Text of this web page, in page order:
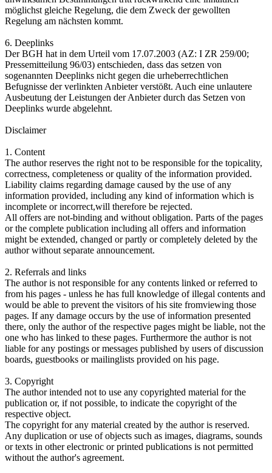
möglichst gleiche Regelung, die dem Zweck der gewollten
Regelung am nächsten kommt.
6. Deeplinks
Der BGH hat in dem Urteil vom 17.07.2003 (AZ: I ZR 259/00;
Pressemitteilung 96/03) entschieden, dass das setzen von
sogenannten Deeplinks nicht gegen die urheberrechtlichen
Befugnisse der verlinkten Anbieter verstößt. Auch eine unlautere
Ausbeutung der Leistungen der Anbieter durch das Setzen von
Deeplinks wurde abgelehnt.
Disclaimer
1. Content
The author reserves the right not to be responsible for the topicality,
correctness, completeness or quality of the information provided.
Liability claims regarding damage caused by the use of any
information provided, including any kind of information which is
incomplete or incorrect,will therefore be rejected.
All offers are not-binding and without obligation. Parts of the pages
or the complete publication including all offers and information
might be extended, changed or partly or completely deleted by the
author without separate announcement.
2. Referrals and links
The author is not responsible for any contents linked or referred to
from his pages - unless he has full knowledge of illegal contents and
would be able to prevent the visitors of his site fromviewing those
pages. If any damage occurs by the use of information presented
there, only the author of the respective pages might be liable, not the
one who has linked to these pages. Furthermore the author is not
liable for any postings or messages published by users of discussion
boards, guestbooks or mailinglists provided on his page.
3. Copyright
The author intended not to use any copyrighted material for the
publication or, if not possible, to indicate the copyright of the
respective object.
The copyright for any material created by the author is reserved.
Any duplication or use of objects such as images, diagrams, sounds
or texts in other electronic or printed publications is not permitted
without the author's agreement.